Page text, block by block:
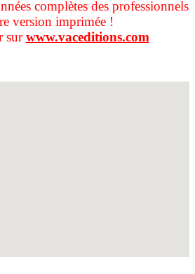
complètes des professionnels
version imprimée !
surwww.vaceditions.com